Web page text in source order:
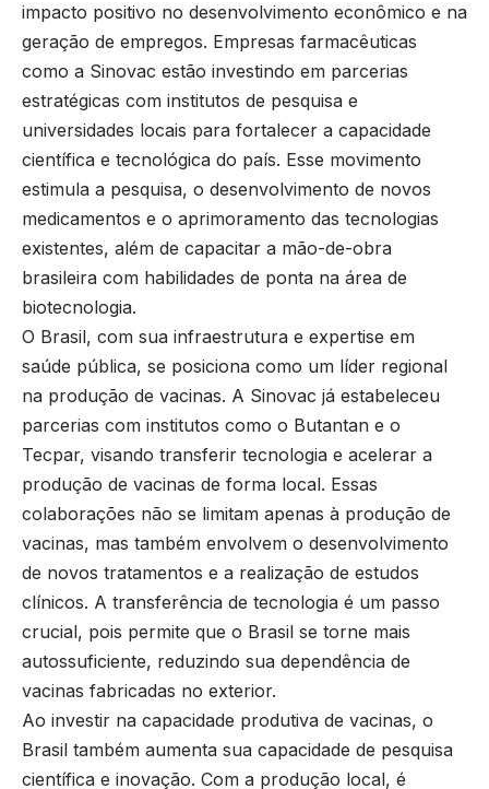
impacto positivo no desenvolvimento econômico e na
geração de empregos. Empresas farmacêuticas
como a Sinovac estão investindo em parcerias
estratégicas com institutos de pesquisa e
universidades locais para fortalecer a capacidade
científica e tecnológica do país. Esse movimento
estimula a pesquisa, o desenvolvimento de novos
medicamentos e o aprimoramento das tecnologias
existentes, além de capacitar a mão-de-obra
brasileira com habilidades de ponta na área de
biotecnologia.
O Brasil, com sua infraestrutura e expertise em
saúde pública, se posiciona como um líder regional
na produção de vacinas. A Sinovac já estabeleceu
parcerias com institutos como o Butantan e o
Tecpar, visando transferir tecnologia e acelerar a
produção de vacinas de forma local. Essas
colaborações não se limitam apenas à produção de
vacinas, mas também envolvem o desenvolvimento
de novos tratamentos e a realização de estudos
clínicos. A transferência de tecnologia é um passo
crucial, pois permite que o Brasil se torne mais
autossuficiente, reduzindo sua dependência de
vacinas fabricadas no exterior.
Ao investir na capacidade produtiva de vacinas, o
Brasil também aumenta sua capacidade de pesquisa
científica e inovação. Com a produção local, é